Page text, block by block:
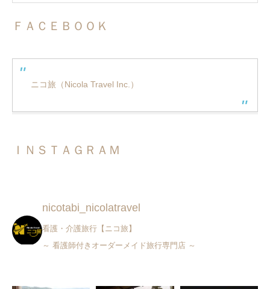
ＦＡＣＥＢＯＯＫ
ニコ旅（Nicola Travel Inc.）
ＩＮＳＴＡＧＲＡＭ
nicotabi_nicolatravel
看護・介護旅行【ニコ旅】
～ 看護師付きオーダーメイド旅行専門店 ～